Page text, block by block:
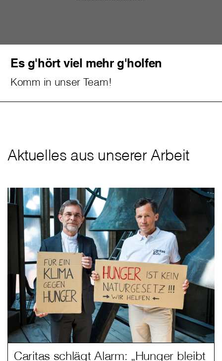
Es g'hört viel mehr g'holfen
Komm in unser Team!
Aktuelles aus unserer Arbeit
Caritas schlägt Alarm: „Hunger bleibt